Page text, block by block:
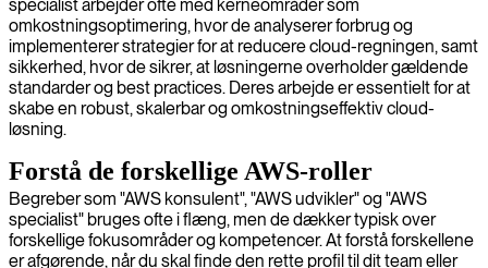
specialist arbejder ofte med kerneområder som
omkostningsoptimering, hvor de analyserer forbrug og
implementerer strategier for at reducere cloud-regningen, samt
sikkerhed, hvor de sikrer, at løsningerne overholder gældende
standarder og best practices. Deres arbejde er essentielt for at
skabe en robust, skalerbar og omkostningseffektiv cloud-
løsning.
Forstå de forskellige AWS-roller
Begreber som "AWS konsulent", "AWS udvikler" og "AWS
specialist" bruges ofte i flæng, men de dækker typisk over
forskellige fokusområder og kompetencer. At forstå forskellene
er afgørende, når du skal finde den rette profil til dit team eller